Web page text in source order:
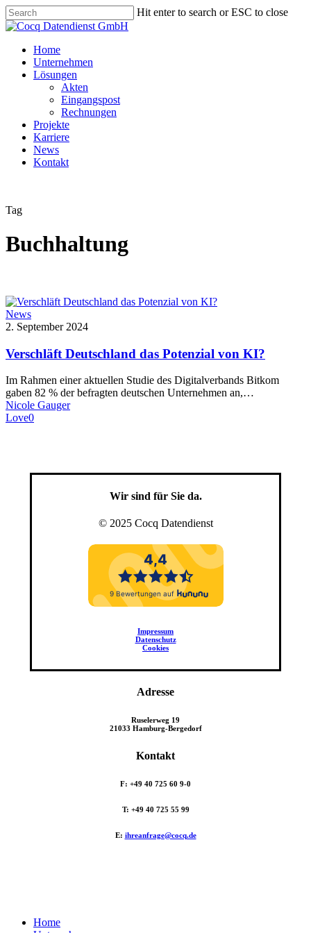
Skip
to
content
Hit enter to search or ESC to close
Close
Menu
Home
Unternehmen
Lösungen
Akten
Eingangspost
Rechnungen
Projekte
Karriere
News
Kontakt
Tag
Buchhaltung
News
2. September 2024
Verschläft Deutschland das Potenzial von KI?
Im Rahmen einer aktuellen Studie des Digitalverbands Bitkom
gaben 82 % der befragten deutschen Unternehmen an,…
Nicole Gauger
Love0
Wir sind für Sie da.
© 2025 Cocq Datendienst
Impressum
Datenschutz
Cookies
Adresse
Ruselerweg 19
21033 Hamburg-Bergedorf
Kontakt
F: +49 40 725 60 9-0
T: +49 40 725 55 99
E: ihreanfrage@cocq.de
Close
Home